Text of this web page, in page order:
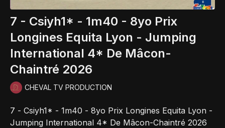
7 - Csiyh1* - 1m40 - 8yo Prix
Longines Equita Lyon - Jumping
International 4* De Mâcon-
Chaintré 2026
CHEVAL TV PRODUCTION
7 - Csiyh1* - 1m40 - 8yo Prix Longines Equita Lyon -
Jumping International 4* De Mâcon-Chaintré 2026